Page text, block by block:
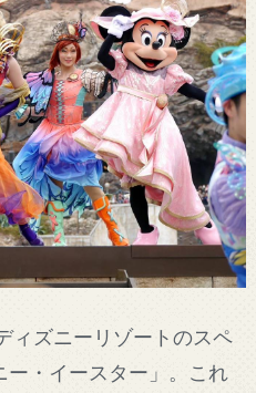
ィズニーリゾートのスペ
ー・イースター」。これ